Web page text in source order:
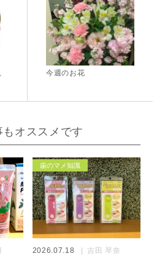
今週のお花
オススメです
歯のマメ知識
2026.07.18 吉田 琴奈